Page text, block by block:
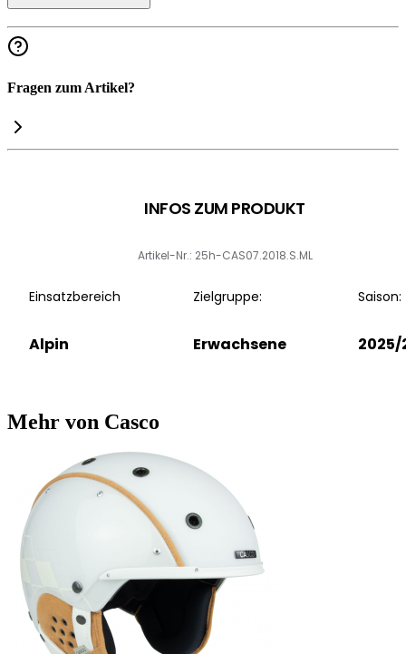
Fragen zum Artikel?
INFOS ZUM PRODUKT
Artikel-Nr.: 25h-CAS07.2018.S.ML
Einsatzbereich
Alpin
Zielgruppe:
Erwachsene
Saison:
2025/
Mehr von Casco